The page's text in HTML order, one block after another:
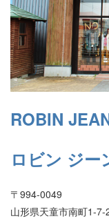
ROBIN
ロビン ジー
〒994-0049
山形県天童市南町1-7-